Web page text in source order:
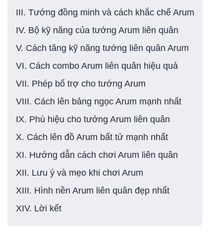
III. Tướng đồng minh và cách khắc chế Arum
IV. Bộ kỹ năng của tướng Arum liên quân
V. Cách tăng kỹ năng tướng liên quân Arum
VI. Cách combo Arum liên quân hiệu quả
VII. Phép bổ trợ cho tướng Arum
VIII. Cách lên bảng ngọc Arum mạnh nhất
IX. Phù hiệu cho tướng Arum liên quân
X. Cách lên đồ Arum bất tử mạnh nhất
XI. Hướng dẫn cách chơi Arum liên quân
XII. Lưu ý và mẹo khi chơi Arum
XIII. Hình nền Arum liên quân đẹp nhất
XIV. Lời kết